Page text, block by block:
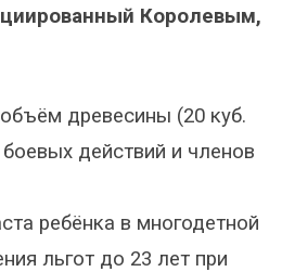
Королевым,
древесины (20 куб.
действий и членов
ребёнка в многодетной
льгот до 23 лет при